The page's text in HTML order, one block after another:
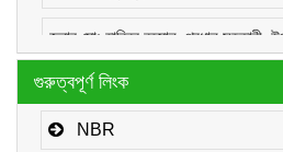
জনাব মোঃ হাবিবুর রহমান, প্রধান সহকারী,
সার্কেল-১(কোম্পানীজ), কর অঞ্চল -
জনাব মোঃ মোরাদুজ্জামান, সাঁট মুদ্রাক্ষরিক
কমিশনারের কার্যালয়, সার্কেল-
গুরুত্বপূর্ণ লিংক
NBR